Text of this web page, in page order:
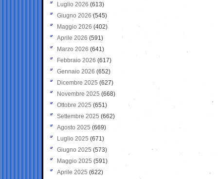
Luglio 2026 (613)
Giugno 2026 (545)
Maggio 2026 (402)
Aprile 2026 (591)
Marzo 2026 (641)
Febbraio 2026 (617)
Gennaio 2026 (652)
Dicembre 2025 (627)
Novembre 2025 (668)
Ottobre 2025 (651)
Settembre 2025 (662)
Agosto 2025 (669)
Luglio 2025 (671)
Giugno 2025 (573)
Maggio 2025 (591)
Aprile 2025 (622)